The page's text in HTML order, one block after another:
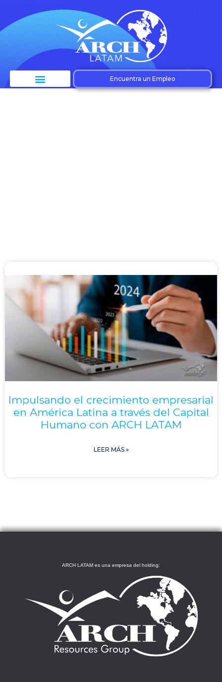
Encuentra un Empleo
Impulsando el crecimiento empresarial
en América Latina a través del Capital
Humano con ARCH LATAM
LEER MÁS »
ARCH LATAM es una empresa del holding: